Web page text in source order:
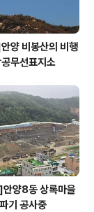
양 비봉산의 비행
무선표지소
양8동 상록마을
기 공사중